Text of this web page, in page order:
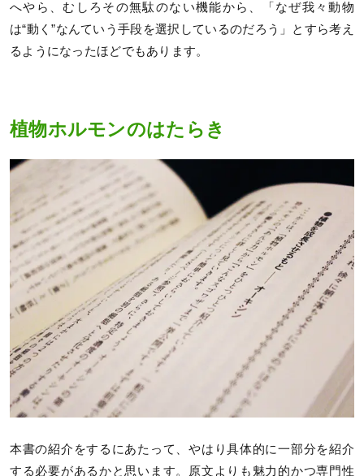
へやら、むしろその無駄のない機能から、「なぜ我々動物
は“動く”なんていう手段を選択しているのだろう」とすら考え
るようになったほどでもあります。
植物ホルモンのはたらき
本書の紹介をするにあたって、やはり具体的に一部分を紹介
する必要があるかと思います。原文よりも魅力的かつ専門性